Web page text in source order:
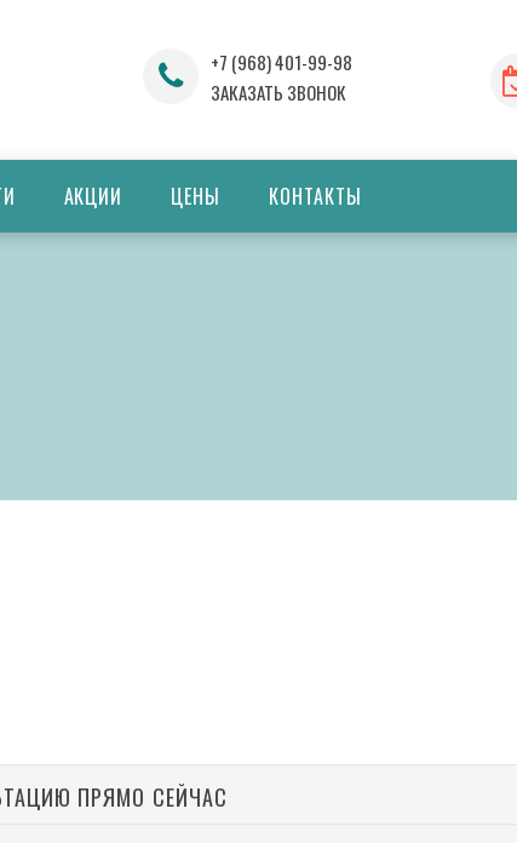
+7 (968) 401-99-98
ЗАКАЗАТЬ ЗВОНОК
АКЦИИ ЦЕНЫ КОНТАКТЫ
ПРЯМО СЕЙЧАС